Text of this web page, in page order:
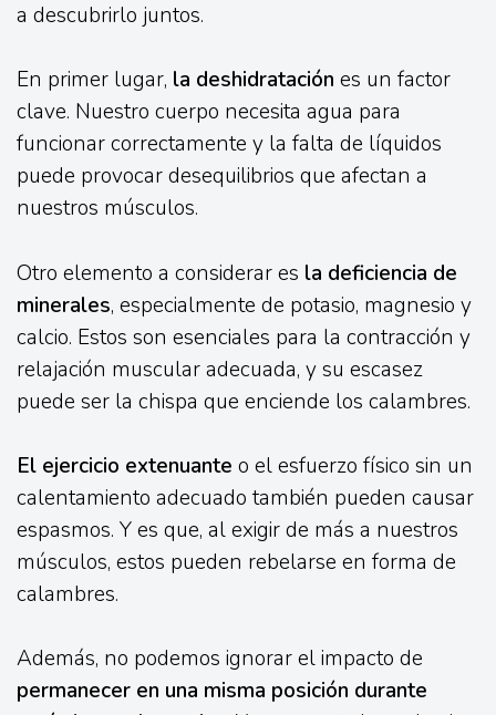
a descubrirlo juntos.
En primer lugar, la deshidratación es un factor
clave. Nuestro cuerpo necesita agua para
funcionar correctamente y la falta de líquidos
puede provocar desequilibrios que afectan a
nuestros músculos.
Otro elemento a considerar es la deficiencia de
minerales, especialmente de potasio, magnesio y
calcio. Estos son esenciales para la contracción y
relajación muscular adecuada, y su escasez
puede ser la chispa que enciende los calambres.
El ejercicio extenuante o el esfuerzo físico sin un
calentamiento adecuado también pueden causar
espasmos. Y es que, al exigir de más a nuestros
músculos, estos pueden rebelarse en forma de
calambres.
Además, no podemos ignorar el impacto de
permanecer en una misma posición durante